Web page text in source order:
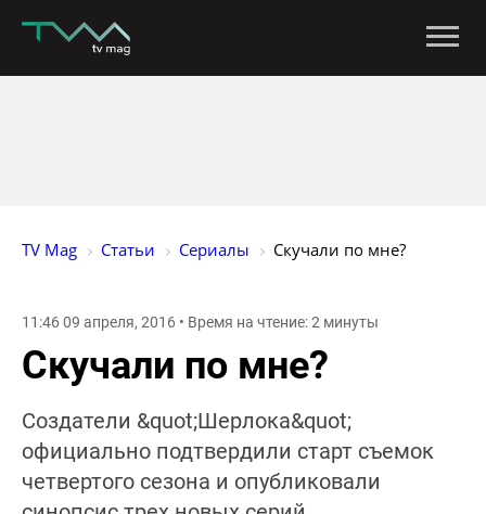
TV Mag Статьи Сериалы Скучали по мне?
11:46 09 апреля, 2016 • Время на чтение: 2 минуты
Скучали по мне?
Создатели &quot;Шерлока&quot;
официально подтвердили старт съемок
четвертого сезона и опубликовали